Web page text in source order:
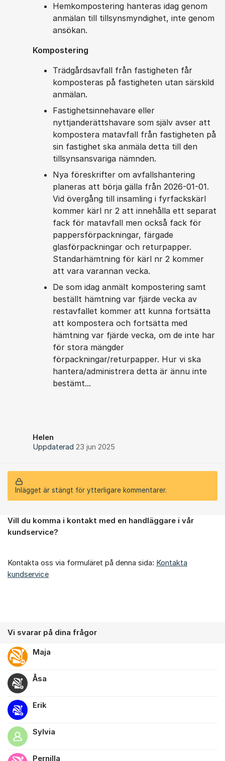
Hemkompostering hanteras idag genom
anmälan till tillsynsmyndighet, inte genom
ansökan.
Kompostering
Trädgårdsavfall från fastigheten får
komposteras på fastigheten utan särskild
anmälan.
Fastighetsinnehavare eller
nyttjanderättshavare som själv avser att
kompostera matavfall från fastigheten på
sin fastighet ska anmäla detta till den
tillsynsansvariga nämnden.
Nya föreskrifter om avfallshantering
planeras att börja gälla från 2026-01-01.
Vid övergång till insamling i fyrfackskärl
kommer kärl nr 2 att innehålla ett separat
fack för matavfall men också fack för
pappersförpackningar, färgade
glasförpackningar och returpapper.
Standarhämtning för kärl nr 2 kommer
att vara varannan vecka.
De som idag anmält kompostering samt
beställt hämtning var fjärde vecka av
restavfallet kommer att kunna fortsätta
att kompostera och fortsätta med
hämtning var fjärde vecka, om de inte har
för stora mängder
förpackningar/returpapper. Hur vi ska
hantera/administrera detta är ännu inte
bestämt...
Helen
Uppdaterad 23 jun 2025
Inlägget är stängt för ytterligare kommentarer.
Om forumet
Vill du komma i kontakt med en handläggare i vår
kundservice?
Kontakta oss via formuläret på denna sida: Kontakta
kundservice
Vi svarar på dina frågor
Maja
Åsa
Erik
Sylvia
Pernilla